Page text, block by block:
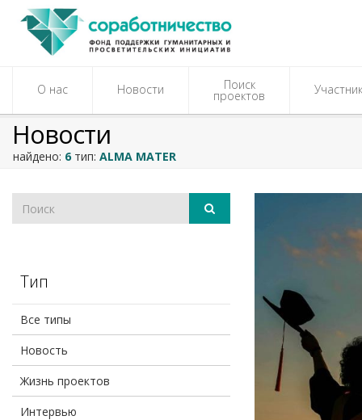
О нас Новости Поиск
проектов
Новости
найдено: 6 тип: ALMA MATER
Тип
Все типы
Новость
Жизнь проектов
Интервью